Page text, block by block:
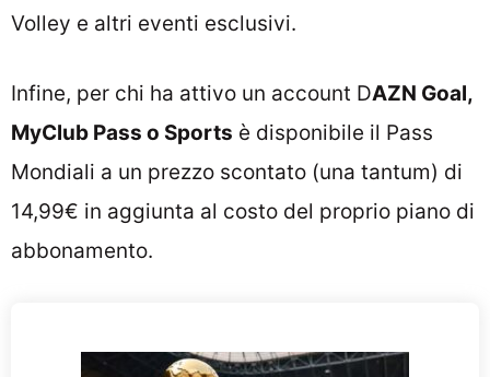
Volley e altri eventi esclusivi.
Infine, per chi ha attivo un account DAZN Goal,
MyClub Pass o Sports è disponibile il Pass
Mondiali a un prezzo scontato (una tantum) di
14,99€ in aggiunta al costo del proprio piano di
abbonamento.